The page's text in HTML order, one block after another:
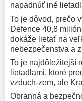
napadnúť iné
To je dôvod, prečo
Defence 40,8
dokáže lietať na
nebezpečenstva a
To je najdôležitejší
lietadlami, ktoré
vzduch-zem, ale
Obranná a